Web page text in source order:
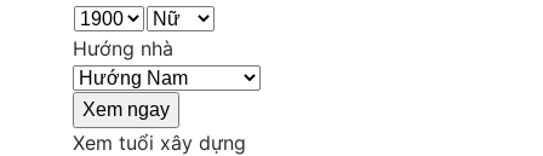
Hướng nhà
Xem tuổi xây dựng